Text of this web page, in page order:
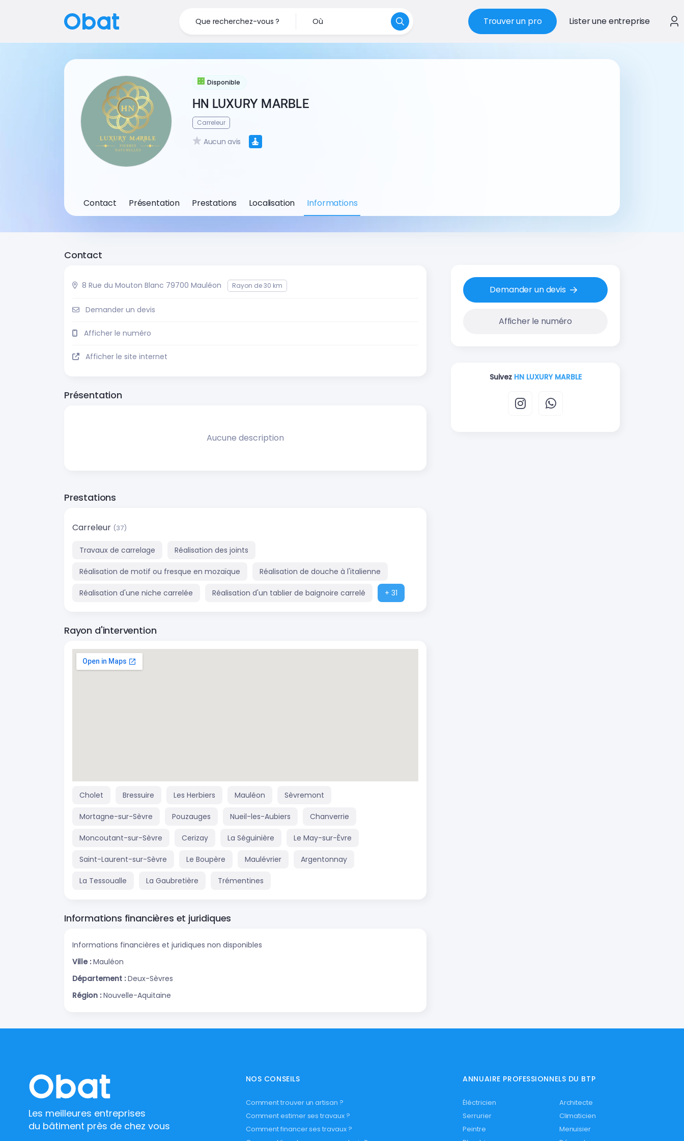
Que recherchez-vous ? Où Trouver un pro Lister une entreprise
Disponible
HN LUXURY MARBLE
Carreleur
Aucun avis
Contact Présentation Prestations Localisation Informations
Contact
8 Rue du Mouton Blanc 79700 Mauléon Rayon de 30 km
Demander un devis
Afficher le numéro
Afficher le site internet
Présentation
Aucune description
Prestations
Carreleur (37)
Travaux de carrelage Réalisation des joints
Réalisation de motif ou fresque en mozaïque Réalisation de douche à l'italienne
Réalisation d'une niche carrelée Réalisation d'un tablier de baignoire carrelé + 31
Rayon d'intervention
Cholet Bressuire Les Herbiers Mauléon Sèvremont
Mortagne-sur-Sèvre Pouzauges Nueil-les-Aubiers Chanverrie
Moncoutant-sur-Sèvre Cerizay La Séguinière Le May-sur-Èvre
Saint-Laurent-sur-Sèvre Le Boupère Maulévrier Argentonnay
La Tessoualle La Gaubretière Trémentines
Informations financières et juridiques
Informations financières et juridiques non disponibles
Ville : Mauléon
Département : Deux-Sèvres
Région : Nouvelle-Aquitaine
Demander un devis
Afficher le numéro
Suivez HN LUXURY MARBLE
Les meilleures entreprises
du bâtiment près de chez vous
NOS CONSEILS
Comment trouver un artisan ?
Comment estimer ses travaux ?
Comment financer ses travaux ?
ANNUAIRE PROFESSIONNELS DU BTP
Éléctricien
Architecte
Serrurier
Climaticien
Peintre
Menuisier